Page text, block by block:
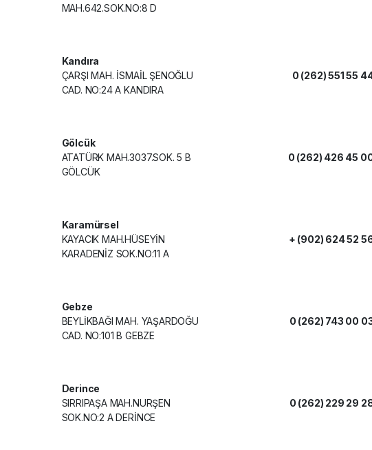
MAH.642.SOK.NO:8 D
Kandıra
ÇARŞI MAH. İSMAİL ŞENOĞLU
CAD. NO:24 A KANDIRA
0 (262) 551 55
Gölcük
ATATÜRK MAH.3037.SOK. 5 B
GÖLCÜK
0 (262) 426 45
Karamürsel
KAYACIK MAH.HÜSEYİN
KARADENİZ SOK.NO:11 A
+ (902) 624 52
Gebze
BEYLİKBAĞI MAH. YAŞARDOĞU
CAD. NO:101 B GEBZE
0 (262) 743 00
Derince
SIRRIPAŞA MAH.NURŞEN
SOK.NO:2 A DERİNCE
0 (262) 229 29